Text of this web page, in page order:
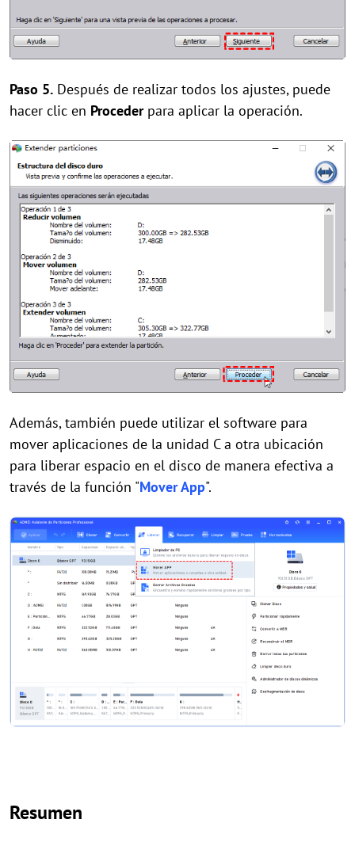
Paso 5. Después de realizar todos los ajustes, puede
hacer clic en Procederpara aplicar la operación.
Además, también puede utilizar el software para
mover aplicaciones de la unidad C a otra ubicación
para liberar espacio en el disco de manera efectiva a
través de la función "Mover App".
Resumen